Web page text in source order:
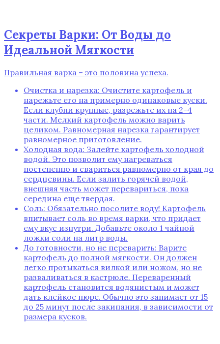
Секреты Варки: От Воды до
Идеальной Мягкости
Правильная варка – это половина успеха.
Очистка и нарезка: Очистите картофель и
нарежьте его на примерно одинаковые куски.
Если клубни крупные‚ разрежьте их на 2-4
части. Мелкий картофель можно варить
целиком. Равномерная нарезка гарантирует
равномерное приготовление.
Холодная вода: Залейте картофель холодной
водой. Это позволит ему нагреваться
постепенно и свариться равномерно от края до
сердцевины. Если залить горячей водой‚
внешняя часть может перевариться‚ пока
середина еще твердая.
Соль: Обязательно посолите воду! Картофель
впитывает соль во время варки‚ что придает
ему вкус изнутри. Добавьте около 1 чайной
ложки соли на литр воды.
До готовности‚ но не переварить: Варите
картофель до полной мягкости. Он должен
легко протыкаться вилкой или ножом‚ но не
разваливаться в кастрюле. Переваренный
картофель становится водянистым и может
дать клейкое пюре. Обычно это занимает от 15
до 25 минут после закипания‚ в зависимости от
размера кусков.